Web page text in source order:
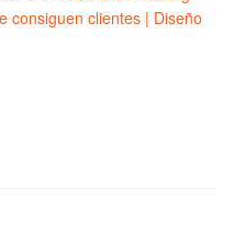
consiguen clientes | Diseño